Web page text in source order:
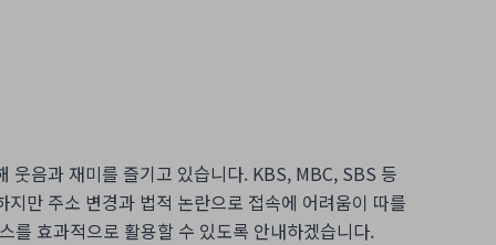
웃음과 재미를 즐기고 있습니다. KBS, MBC, SBS 등
만 주소 변경과 법적 논란으로 접속에 어려움이 따를
를 효과적으로 활용할 수 있도록 안내하겠습니다.